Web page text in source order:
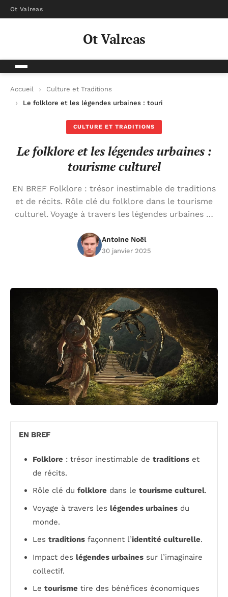
Ot Valreas
Ot Valreas
Accueil
Culture et Traditions
Le folklore et les légendes urbaines : tourisme culturel
CULTURE ET TRADITIONS
Le folklore et les légendes urbaines :
tourisme culturel
EN BREF Folklore : trésor inestimable de traditions
et de récits. Rôle clé du folklore dans le tourisme
culturel. Voyage à travers les légendes urbaines …
Antoine Noël
30 janvier 2025
EN BREF
Folklore : trésor inestimable de traditions et
de récits.
Rôle clé du folklore dans le tourisme culturel.
Voyage à travers les légendes urbaines du
monde.
Les traditions façonnent l’identité culturelle.
Impact des légendes urbaines sur l’imaginaire
collectif.
Le tourisme tire des bénéfices économiques